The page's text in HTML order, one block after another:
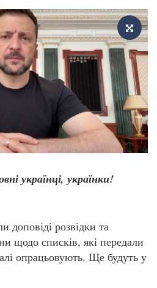
українці, українки!
доповіді розвідки та
щодо списків, які передали
опрацьовують. Ще будуть у